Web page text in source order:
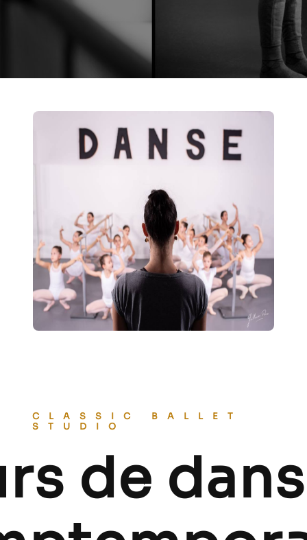
CLASSIC BALLET
STUDIO
de